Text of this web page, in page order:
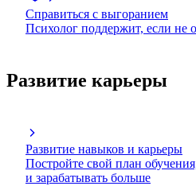
Справиться с выгоранием
Психолог поддержит, если не
Развитие карьеры
Развитие навыков и карьеры
Постройте свой план
и зарабатывать больше